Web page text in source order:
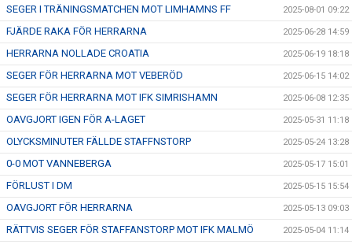
SEGER I TRÄNINGSMATCHEN MOT LIMHAMNS FF 2025-08-01 09:22
FJÄRDE RAKA FÖR HERRARNA 2025-06-28 14:59
HERRARNA NOLLADE CROATIA 2025-06-19 18:18
SEGER FÖR HERRARNA MOT VEBERÖD 2025-06-15 14:02
SEGER FÖR HERRARNA MOT IFK SIMRISHAMN 2025-06-08 12:35
OAVGJORT IGEN FÖR A-LAGET 2025-05-31 11:18
OLYCKSMINUTER FÄLLDE STAFFNSTORP 2025-05-24 13:28
0-0 MOT VANNEBERGA 2025-05-17 15:01
FÖRLUST I DM 2025-05-15 15:54
OAVGJORT FÖR HERRARNA 2025-05-13 09:03
RÄTTVIS SEGER FÖR STAFFANSTORP MOT IFK MALMÖ 2025-05-04 11:14